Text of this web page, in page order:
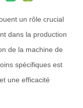
un rôle crucial
dans la production
de la machine de
spécifiques est
une efficacité